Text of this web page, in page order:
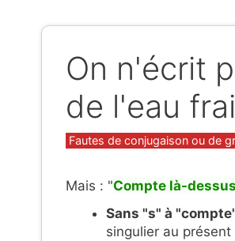
On n'écrit
de l'eau
Catégories
Fautes de conjugaison ou de
Mais : "Compte là-
Sans "s" à
singulier au